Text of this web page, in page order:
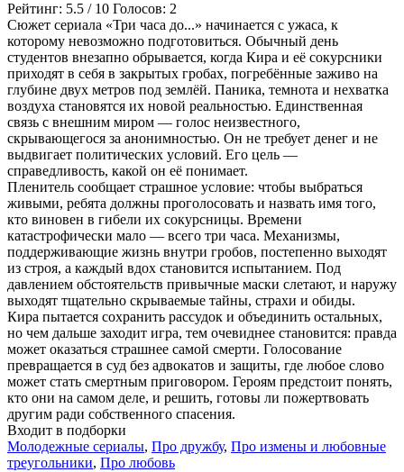
Рейтинг: 5.5 / 10 Голосов: 2
Сюжет сериала «Три часа до...» начинается с ужаса, к
которому невозможно подготовиться. Обычный день
студентов внезапно обрывается, когда Кира и её сокурсники
приходят в себя в закрытых гробах, погребённые заживо на
глубине двух метров под землёй. Паника, темнота и нехватка
воздуха становятся их новой реальностью. Единственная
связь с внешним миром — голос неизвестного,
скрывающегося за анонимностью. Он не требует денег и не
выдвигает политических условий. Его цель —
справедливость, какой он её понимает.
Пленитель сообщает страшное условие: чтобы выбраться
живыми, ребята должны проголосовать и назвать имя того,
кто виновен в гибели их сокурсницы. Времени
катастрофически мало — всего три часа. Механизмы,
поддерживающие жизнь внутри гробов, постепенно выходят
из строя, а каждый вдох становится испытанием. Под
давлением обстоятельств привычные маски слетают, и наружу
выходят тщательно скрываемые тайны, страхи и обиды.
Кира пытается сохранить рассудок и объединить остальных,
но чем дальше заходит игра, тем очевиднее становится: правда
может оказаться страшнее самой смерти. Голосование
превращается в суд без адвокатов и защиты, где любое слово
может стать смертным приговором. Героям предстоит понять,
кто они на самом деле, и решить, готовы ли пожертвовать
другим ради собственного спасения.
Входит в подборки
Молодежные сериалы, Про дружбу, Про измены и любовные
треугольники, Про любовь